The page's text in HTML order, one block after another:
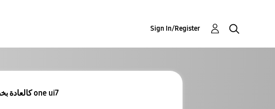
Sign In/Register
كالعادة بخصوص تحديث one ui7